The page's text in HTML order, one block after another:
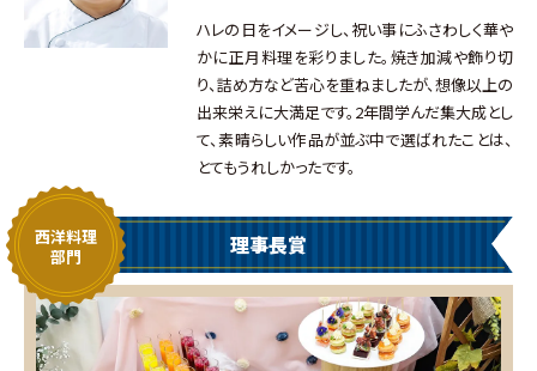
ハレの日をイメージし、祝い事にふさわしく華や
かに正月料理を彩りました。焼き加減や飾り切
り、詰め方など苦心を重ねましたが、想像以上の
出来栄えに大満足です。2年間学んだ集大成とし
て、素晴らしい作品が並ぶ中で選ばれたことは、
とてもうれしかったです。
西洋料理
部門
理事長賞